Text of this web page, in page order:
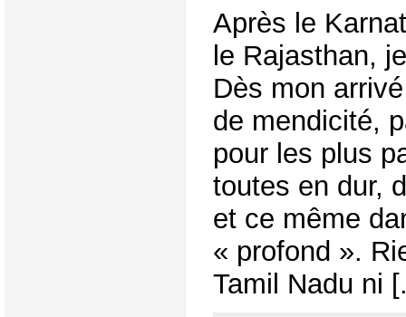
Après le
le Rajasthan,
Dès mon
de mendicité,
pour les plus
toutes en dur,
et ce même
« profond ».
Tamil Nadu ni